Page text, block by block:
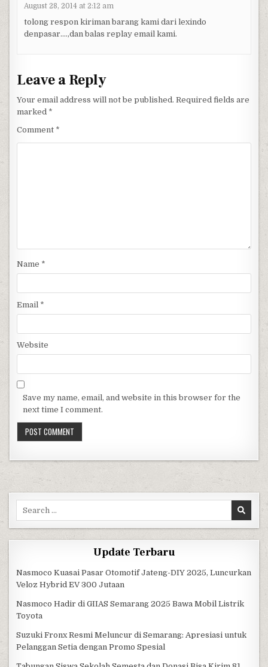
August 28, 2014 at 2:12 am
tolong respon kiriman barang kami dari lexindo
denpasar….,dan balas replay email kami.
Leave a Reply
Your email address will not be published. Required fields are
marked *
Comment *
Name *
Email *
Website
Save my name, email, and website in this browser for the
next time I comment.
Update Terbaru
Nasmoco Kuasai Pasar Otomotif Jateng-DIY 2025, Luncurkan
Veloz Hybrid EV 300 Jutaan
Nasmoco Hadir di GIIAS Semarang 2025 Bawa Mobil Listrik
Toyota
Suzuki Fronx Resmi Meluncur di Semarang: Apresiasi untuk
Pelanggan Setia dengan Promo Spesial